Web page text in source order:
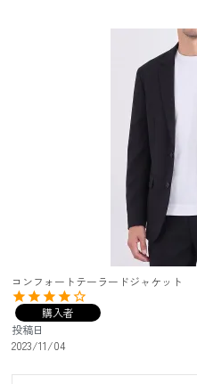
コンフォートテーラードジャケット
購入者
投稿日
2023/11/04